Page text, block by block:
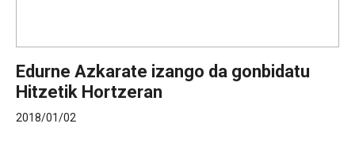
Edurne Azkarate izango da gonbidatu
Hitzetik Hortzeran
2018/01/02